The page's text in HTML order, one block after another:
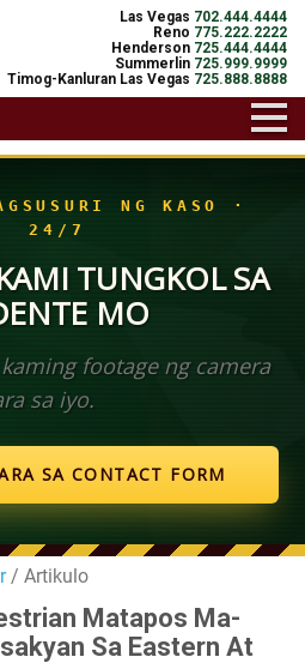
Las Vegas 702.444.4444
Reno 775.222.2222
Henderson 725.444.4444
Summerlin 725.999.9999
Timog-Kanluran Las Vegas 725.888.8888
NG KASO ·
24/7
TUNGKOL SA
MO
footage ng camera
sa iyo.
SA CONTACT FORM
/ Artikulo
Matapos Ma-
Sa Eastern At